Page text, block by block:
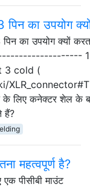
का उपयोग
का उपयोग क्यों
1
3 cold (
के लिए कनेक्टर शेल के
हैं?
महत्वपूर्ण है?
पीसीबी माउंट